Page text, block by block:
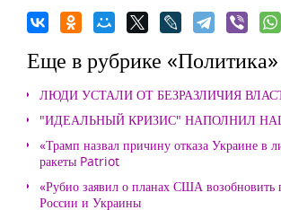
Еще в рубрике «Политика»
ЛЮДИ УСТАЛИ ОТ БЕЗРАЗЛИЧИЯ
"ИДЕАЛЬНЫЙ КРИЗИС" НАПОЛНИЛ
«Трамп назвал причину отказа Украине в
ракеты Patriot
«Рубио заявил о планах США возобновить
России и Украины